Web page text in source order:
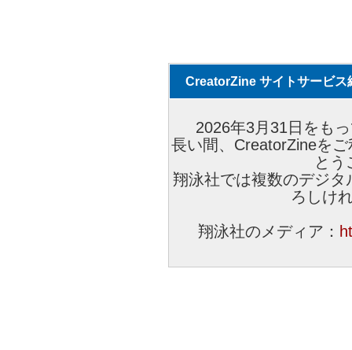
CreatorZine サイトサービス
2026年3月31日をも
長い間、CreatorZineを
とう
翔泳社では複数のデジ
ろしけ
翔泳社のメディア：